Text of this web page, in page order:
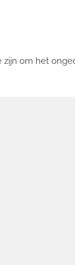
zijn om het